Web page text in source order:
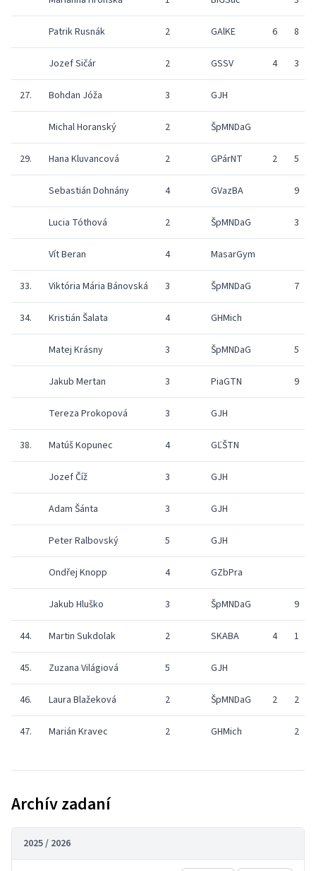
Patrik Rusnák 2 GAlKE 6 8
Jozef Sičár 2 GSSV 4 3
27. Bohdan Jóža 3 GJH
Michal Horanský 2 ŠpMNDaG
29. Hana Kluvancová 2 GPárNT 2 5
Sebastián Dohnány 4 GVazBA 9
Lucia Tóthová 2 ŠpMNDaG 3
Vít Beran 4 MasarGym
33. Viktória Mária Bánovská 3 ŠpMNDaG 7
34. Kristián Šalata 4 GHMich
Matej Krásny 3 ŠpMNDaG 5
Jakub Mertan 3 PiaGTN 9
Tereza Prokopová 3 GJH
38. Matúš Kopunec 4 GĽŠTN
Jozef Číž 3 GJH
Adam Šánta 3 GJH
Peter Ralbovský 5 GJH
Ondřej Knopp 4 GZbPra
Jakub Hluško 3 ŠpMNDaG 9
44. Martin Sukdolak 2 SKABA 4 1
45. Zuzana Világiová 5 GJH
46. Laura Blažeková 2 ŠpMNDaG 2 2
47. Marián Kravec 2 GHMich 2
Archív zadaní
2025 / 2026